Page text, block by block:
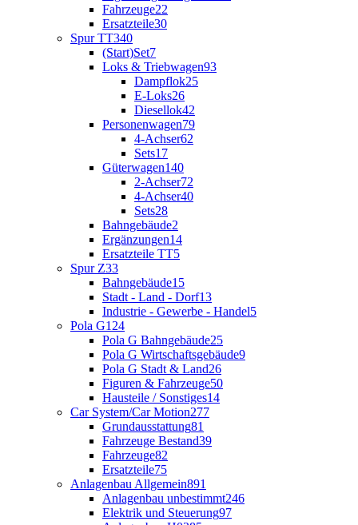
Fahrzeuge22
Ersatzteile30
Spur TT340
(Start)Set7
Loks & Triebwagen93
Dampflok25
E-Loks26
Diesellok42
Personenwagen79
4-Achser62
Sets17
Güterwagen140
2-Achser72
4-Achser40
Sets28
Bahngebäude2
Ergänzungen14
Ersatzteile TT5
Spur Z33
Bahngebäude15
Stadt - Land - Dorf13
Industrie - Gewerbe - Handel5
Pola G124
Pola G Bahngebäude25
Pola G Wirtschaftsgebäude9
Pola G Stadt & Land26
Figuren & Fahrzeuge50
Hausteile / Sonstiges14
Car System/Car Motion277
Grundausstattung81
Fahrzeuge Bestand39
Fahrzeuge82
Ersatzteile75
Anlagenbau Allgemein891
Anlagenbau unbestimmt246
Elektrik und Steuerung97